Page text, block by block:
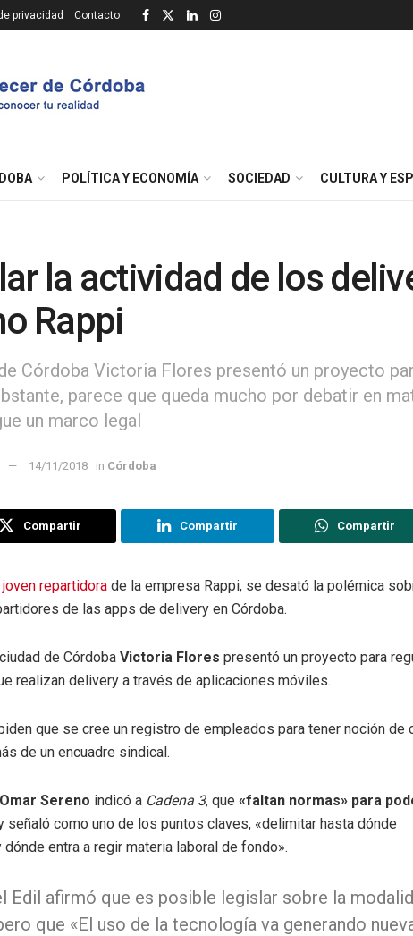
privacidad Contacto
POLÍTICA Y ECONOMÍA SOCIEDAD CULTURA Y
la actividad de los
Rappi
Córdoba Victoria Flores presentó un proyecto
parece que queda mucho por debatir en
un marco legal
14/11/2018 in Córdoba
Compartir Compartir Compartir
repartidora de la empresa Rappi, se desató la polémica
de las apps de delivery en Córdoba.
de Córdoba Victoria Flores presentó un proyecto para
realizan delivery a través de aplicaciones móviles.
que se cree un registro de empleados para tener noción de
de un encuadre sindical.
Omar Sereno indicó a Cadena 3, que «faltan normas» para
señaló como uno de los puntos claves, «delimitar hasta dónde
entra a regir materia laboral de fondo».
Edil afirmó que es posible legislar sobre la
que «El uso de la tecnología va generando